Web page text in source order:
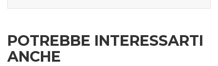
POTREBBE INTERESSARTI
ANCHE